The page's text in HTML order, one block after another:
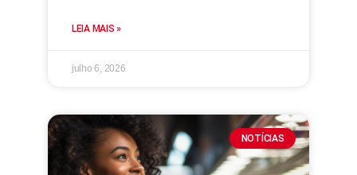
LEIA MAIS »
julho 6, 2026
NOTÍCIAS